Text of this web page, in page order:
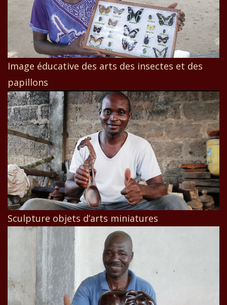
Image éducative des arts des insectes et des
papillons
Sculpture objets d’arts miniatures